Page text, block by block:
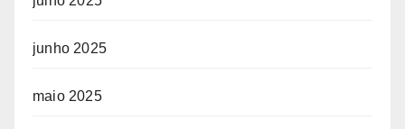
junho 2025
maio 2025